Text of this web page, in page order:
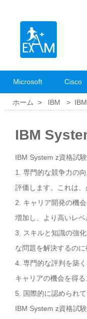
Microsoft Cisco
ホーム > IBM >
IBM
IBM System z資格試
1. 専門的な競争力の
評価します。これは
2. キャリア開発の機
増加し、より高いレ
3. スキルと知識の強
な問題を解決するのに
4. 専門的な評判を築
キャリアの機会を得る
5. 国際的に認められ
IBM System z資格試